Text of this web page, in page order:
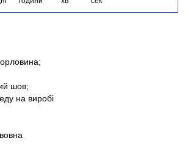
шов;
на виробі